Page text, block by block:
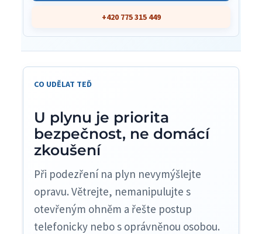
+420 775 315 449
CO UDĚLAT TEĎ
U plynu je priorita
bezpečnost, ne domácí
zkoušení
Při podezření na plyn nevymýšlejte
opravu. Větrejte, nemanipulujte s
otevřeným ohněm a řešte postup
telefonicky nebo s oprávněnou osobou.